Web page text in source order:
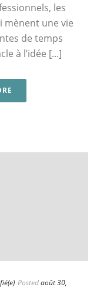
les
mènent une vie
de temps
à l’idée [...]
Postedaoût 30,